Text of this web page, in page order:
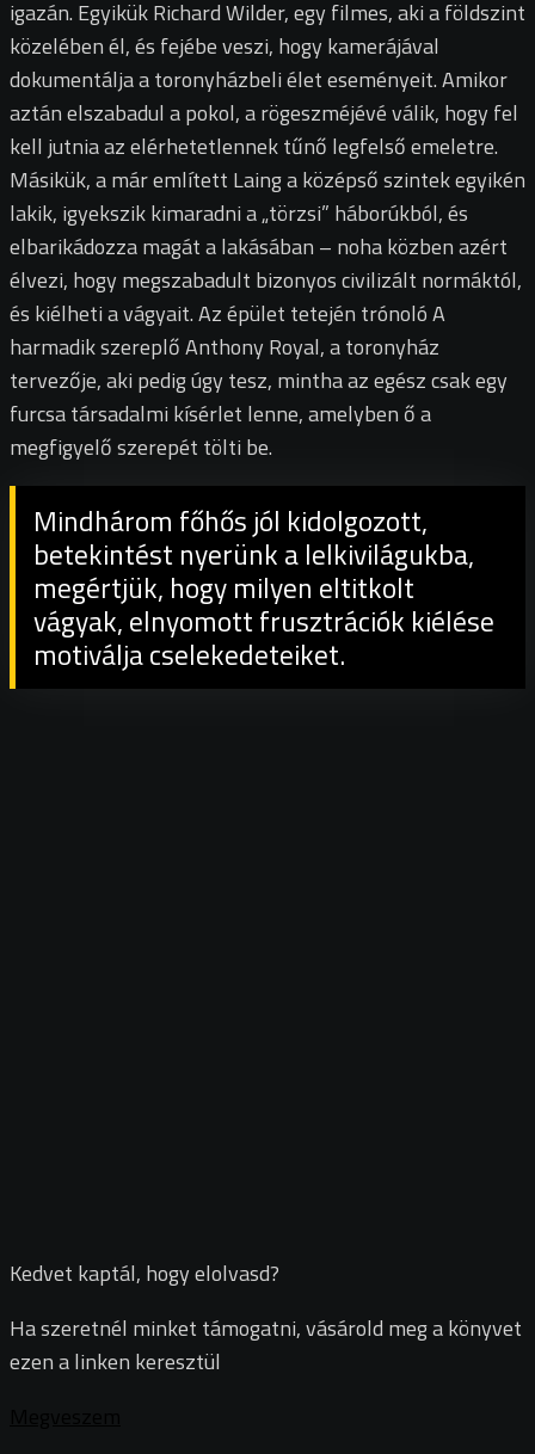
igazán. Egyikük Richard Wilder, egy filmes, aki a földszint
közelében él, és fejébe veszi, hogy kamerájával
dokumentálja a toronyházbeli élet eseményeit. Amikor
aztán elszabadul a pokol, a rögeszméjévé válik, hogy fel
kell jutnia az elérhetetlennek tűnő legfelső emeletre.
Másikük, a már említett Laing a középső szintek egyikén
lakik, igyekszik kimaradni a „törzsi” háborúkból, és
elbarikádozza magát a lakásában – noha közben azért
élvezi, hogy megszabadult bizonyos civilizált normáktól,
és kiélheti a vágyait. Az épület tetején trónoló A
harmadik szereplő Anthony Royal, a toronyház
tervezője, aki pedig úgy tesz, mintha az egész csak egy
furcsa társadalmi kísérlet lenne, amelyben ő a
megfigyelő szerepét tölti be.
Mindhárom főhős jól kidolgozott,
betekintést nyerünk a lelkivilágukba,
megértjük, hogy milyen eltitkolt
vágyak, elnyomott frusztrációk kiélése
motiválja cselekedeteiket.
Kedvet kaptál, hogy elolvasd?
Ha szeretnél minket támogatni, vásárold meg a könyvet
ezen a linken keresztül